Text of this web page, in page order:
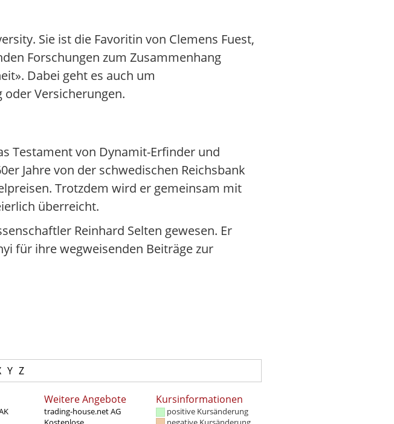
Sie ist die Favoritin von Clemens Fuest,
Forschungen zum Zusammenhang
Dabei geht es auch um
Versicherungen.
Testament von Dynamit-Erfinder und
Jahre von der schwedischen Reichsbank
Trotzdem wird er gemeinsam mit
überreicht.
Reinhard Selten gewesen. Er
für ihre wegweisenden Beiträge zur
Y Z
Weitere Angebote
trading-house.net AG
Kursinformationen
positive Kursänderung